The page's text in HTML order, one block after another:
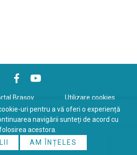
Braşov Utilizare cookies
de confidenţialitate
Reserved. Powered by
Online
uri pentru a vă oferi o experiență
navigării sunteți de acord cu
acestora.
AM ÎNȚELES